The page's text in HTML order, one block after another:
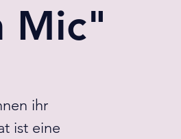
Mic"
ihr
ist eine